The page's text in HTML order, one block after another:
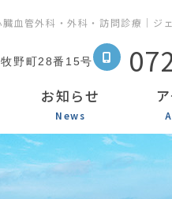
血管外科・外科・訪問診療｜ジ
野町28番15号
お知らせ
News